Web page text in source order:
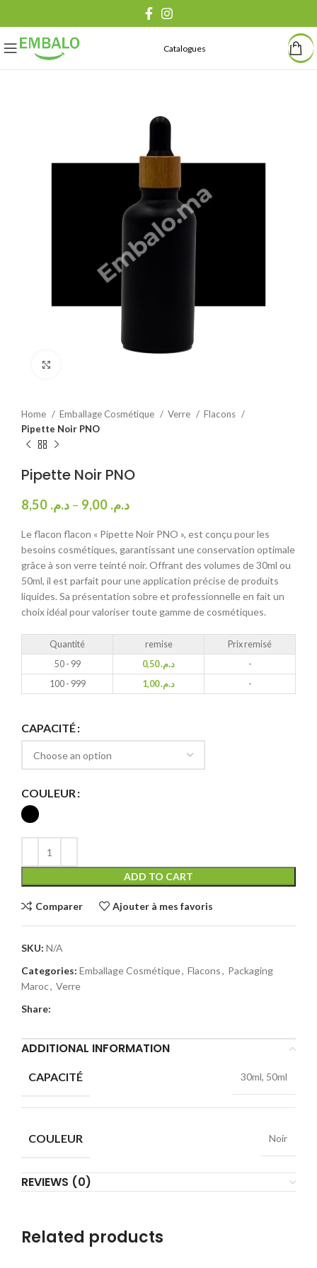
Catalogues
Home Emballage Cosmétique Verre
Flacons
Pipette Noir PNO
Pipette Noir PNO
د.م. – د.م.
Le flacon flacon « Pipette Noir PNO », est conçu pour les
besoins cosmétiques, garantissant une conservation optimale
grâce à son verre teinté noir. Offrant des volumes de 30ml ou
50ml, il est parfait pour une application précise de produits
liquides. Sa présentation sobre et professionnelle en fait un
choix idéal pour valoriser toute gamme de cosmétiques.
Quantité remise
Prix remisé
50 - 99
د.م.0,50
-
100 - 999
د.م.1,00 -
CAPACITÉ
COULEUR
ADD TO CART
Comparer Ajouter à mes favoris
SKU: N/A
Categories: Emballage Cosmétique, Flacons, Packaging
Maroc, Verre
Share:
ADDITIONAL INFORMATION
CAPACITÉ 30ml, 50ml
COULEUR Noir
REVIEWS (0)
Related products